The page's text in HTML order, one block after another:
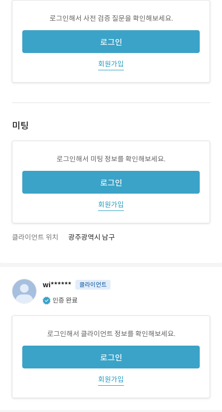
로그인해서 사전 검증 질문을 확인해보세요.
로그인
회원가입
미팅
로그인해서 미팅 정보를 확인해보세요.
로그인
회원가입
클라이언트 위치 광주광역시 남구
wi****** 클라이언트
인증 완료
로그인해서 클라이언트 정보를 확인해보세요.
로그인
회원가입